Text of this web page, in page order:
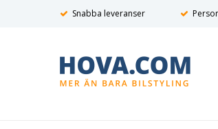
Snabba leveranser